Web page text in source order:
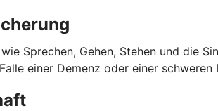
Sprechen, Gehen, Stehen und die
einer Demenz oder einer schweren